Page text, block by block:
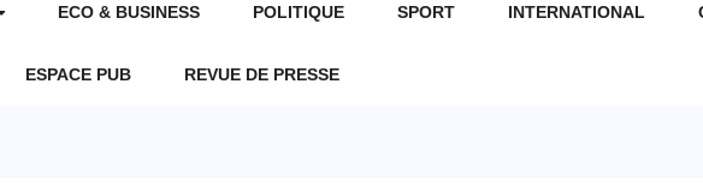
ECO & BUSINESS POLITIQUE SPORT INTERNATIONAL
ESPACE PUB REVUE DE PRESSE